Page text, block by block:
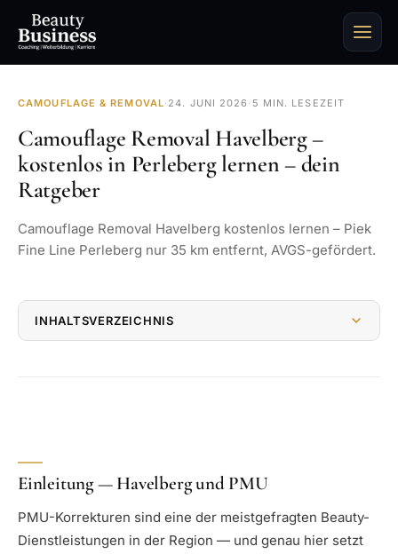
CAMOUFLAGE & REMOVAL· 24. JUNI 2026 · 5 MIN. LESEZEIT
Camouflage Removal Havelberg –
kostenlos in Perleberg lernen – dein
Ratgeber
Camouflage Removal Havelberg kostenlos lernen – Piek
Fine Line Perleberg nur 35 km entfernt, AVGS-gefördert.
INHALTSVERZEICHNIS
Einleitung — Havelberg und PMU
PMU-Korrekturen sind eine der meistgefragten Beauty-
Dienstleistungen in der Region — und genau hier setzt